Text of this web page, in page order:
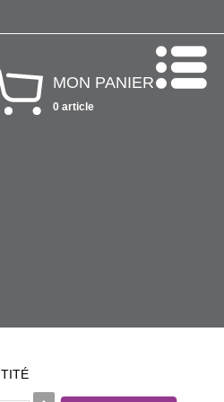
MON PANIER
0 article